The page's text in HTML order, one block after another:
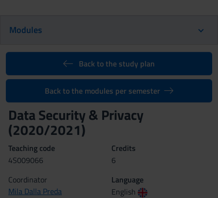
Modules
Back to the study plan
Back to the modules per semester
Data Security & Privacy
(2020/2021)
Teaching code
4S009066
Credits
6
Coordinator
Mila Dalla Preda
Language
English